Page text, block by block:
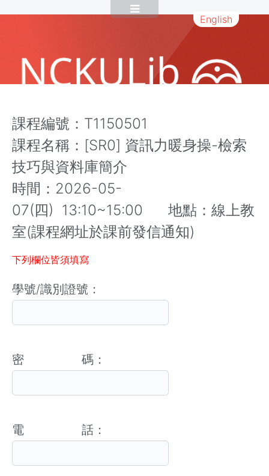
English
課程編號：T1150501
課程名稱：[SR0] 資訊力暖身操-檢索
技巧與資料庫簡介
時間：2026-05-
07(四) 13:10~15:00 地點：線上教
室(課程網址於課前發信通知)
下列欄位皆須填寫
學號/識別證號：
密 碼：
電 話：